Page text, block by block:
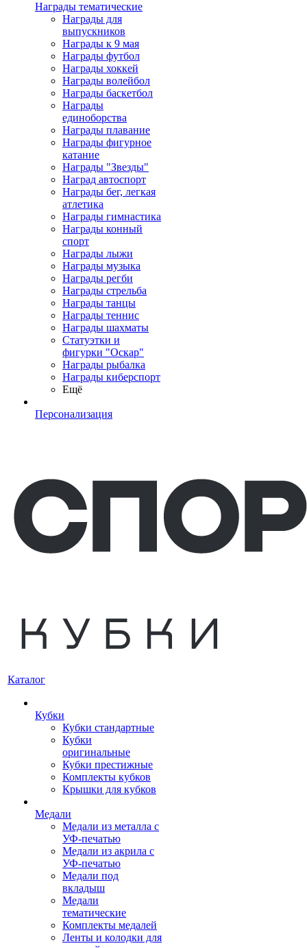
Награды тематические
Награды для
выпускников
Награды к 9 мая
Награды футбол
Награды хоккей
Награды волейбол
Награды баскетбол
Награды
единоборства
Награды плавание
Награды фигурное
катание
Награды "Звезды"
Наград автоспорт
Награды бег, легкая
атлетика
Награды гимнастика
Награды конный
спорт
Награды лыжи
Награды музыка
Награды регби
Награды стрельба
Награды танцы
Награды теннис
Награды шахматы
Статуэтки и
фигурки "Оскар"
Награды рыбалка
Награды киберспорт
Ещё
Персонализация
Каталог
Кубки
Кубки стандартные
Кубки
оригинальные
Кубки престижные
Комплекты кубков
Крышки для кубков
Медали
Медали из металла с
УФ-печатью
Медали из акрила с
УФ-печатью
Медали под
вкладыш
Медали
тематические
Комплекты медалей
Ленты и колодки для